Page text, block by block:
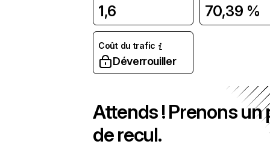
1,6 70,39 %
Coût du trafic
Déverrouiller
Attends ! Prenons un
de recul.